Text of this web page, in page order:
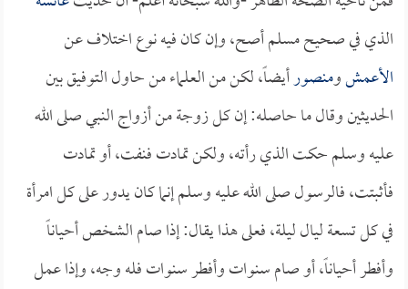
الذي في صحيح مسلم أصح، وإن كان فيه نوع اختلاف عن
الأعمشومنصورأيضاً، لكن من العلماء من حاول التوفيق بين
الحديثين وقال ما حاصله: إن كل زوجة من أزواج النبي صلى الله
عليه وسلم حكت الذي رأته، ولكن تمادت فنفت، أو تمادت
فأثبتت، فالرسول صلى الله عليه وسلم إنما كان يدور على كل امرأة
في كل تسعة ليال ليلة، فعلى هذا يقال: إذا صام الشخص أحياناً
وأفطر أحياناً، أو صام سنوات وأفطر سنوات فله وجه، وإذا عمل